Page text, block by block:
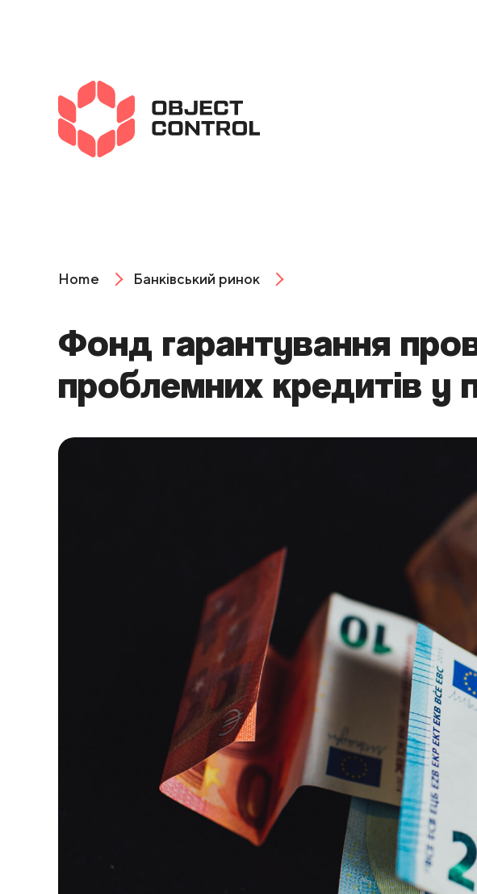
Home Банківський ринок
Фонд гарантування
проблемних кредитів у